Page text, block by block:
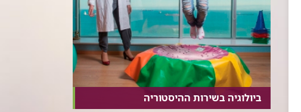
ביולוגיה בשירות ההיסטוריה